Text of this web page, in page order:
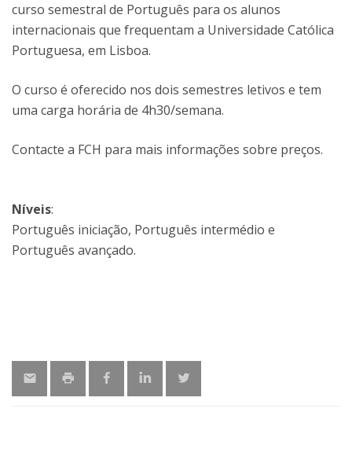
curso semestral de Português para os alunos
internacionais que frequentam a Universidade Católica
Portuguesa, em Lisboa.
O curso é oferecido nos dois semestres letivos e tem
uma carga horária de 4h30/semana.
Contacte a FCH para mais informações sobre preços.
Níveis:
Português iniciação, Português intermédio e
Português avançado.